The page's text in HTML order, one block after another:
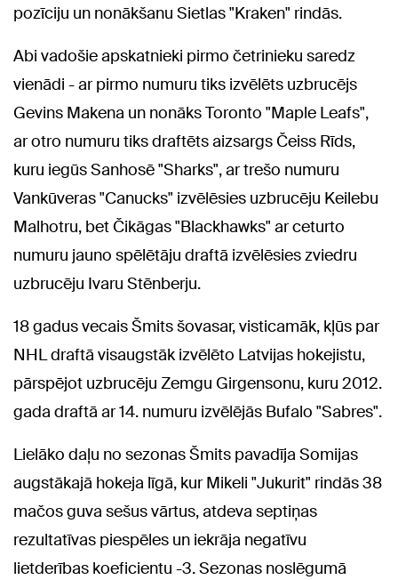
pozīciju un nonākšanu Sietlas "Kraken" rindās.
Abi vadošie apskatnieki pirmo četrinieku saredz
vienādi - ar pirmo numuru tiks izvēlēts uzbrucējs
Gevins Makena un nonāks Toronto "Maple Leafs",
ar otro numuru tiks draftēts aizsargs Čeiss Rīds,
kuru iegūs Sanhosē "Sharks", ar trešo numuru
Vankūveras "Canucks" izvēlēsies uzbrucēju Keilebu
Malhotru, bet Čikāgas "Blackhawks" ar ceturto
numuru jauno spēlētāju draftā izvēlēsies zviedru
uzbrucēju Ivaru Stēnberju.
18 gadus vecais Šmits šovasar, visticamāk, kļūs par
NHL draftā visaugstāk izvēlēto Latvijas hokejistu,
pārspējot uzbrucēju Zemgu Girgensonu, kuru 2012.
gada draftā ar 14. numuru izvēlējās Bufalo "Sabres".
Lielāko daļu no sezonas Šmits pavadīja Somijas
augstākajā hokeja līgā, kur Mikeli "Jukurit" rindās 38
mačos guva sešus vārtus, atdeva septiņas
rezultatīvas piespēles un iekrāja negatīvu
lietderības koeficientu -3. Sezonas noslēgumā